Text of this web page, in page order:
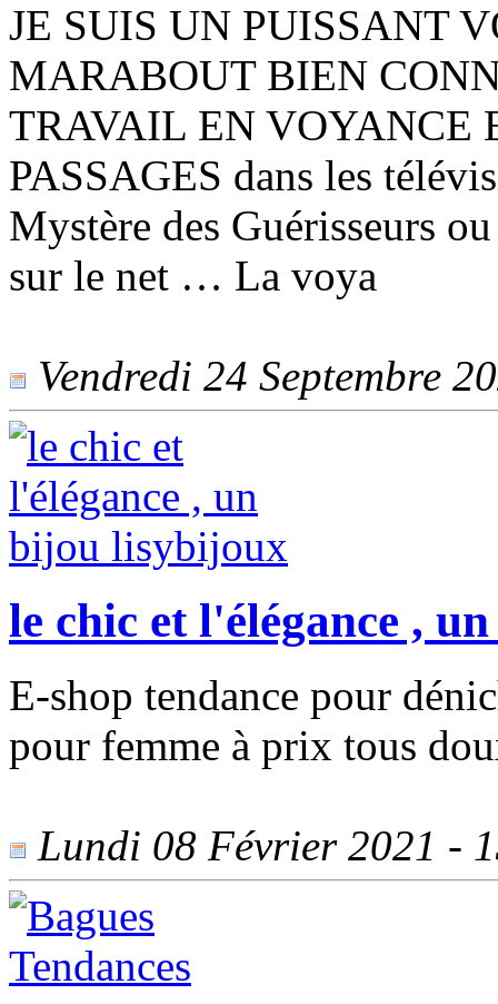
JE SUIS UN PUISSANT
MARABOUT BIEN
TRAVAIL EN VOYANCE
PASSAGES dans les
Mystère des Guérisseurs
sur le net … La voya
Vendredi 24 Septembre
le chic et l'élégance ,
E-shop tendance pour
pour femme à prix tous
Lundi 08 Février 2021 -